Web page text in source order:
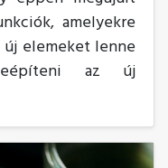
amelyekre
új elemeket lenne
az új